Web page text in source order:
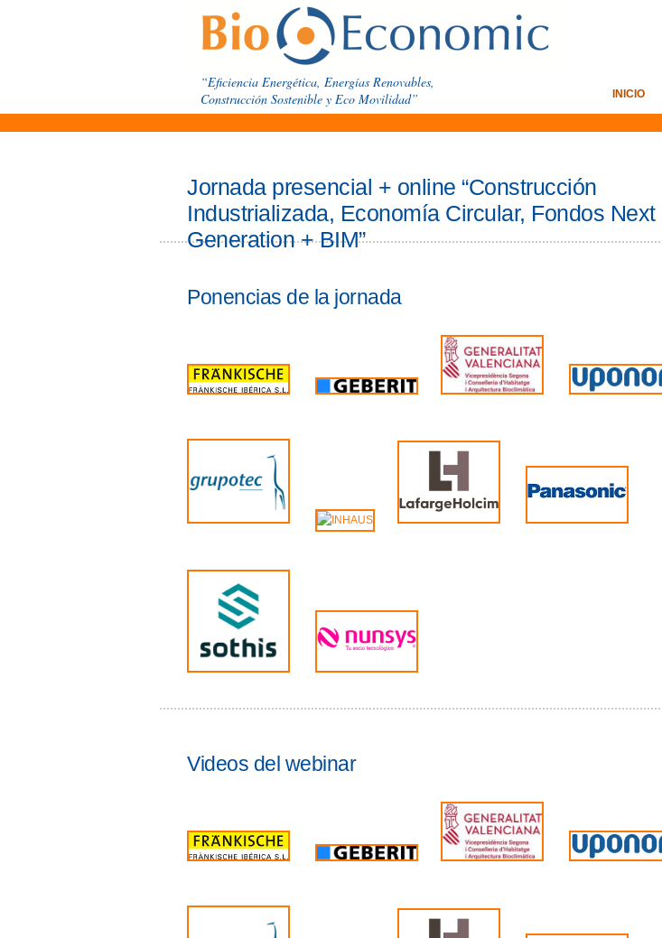
“Eficiencia Energética, Energías Renovables,
Construcción Sostenible y Eco Movilidad”
INICIO
Jornada presencial + online “Construcción
Industrializada, Economía Circular, Fondos Next
Generation + BIM”
Ponencias de la jornada
Videos del webinar